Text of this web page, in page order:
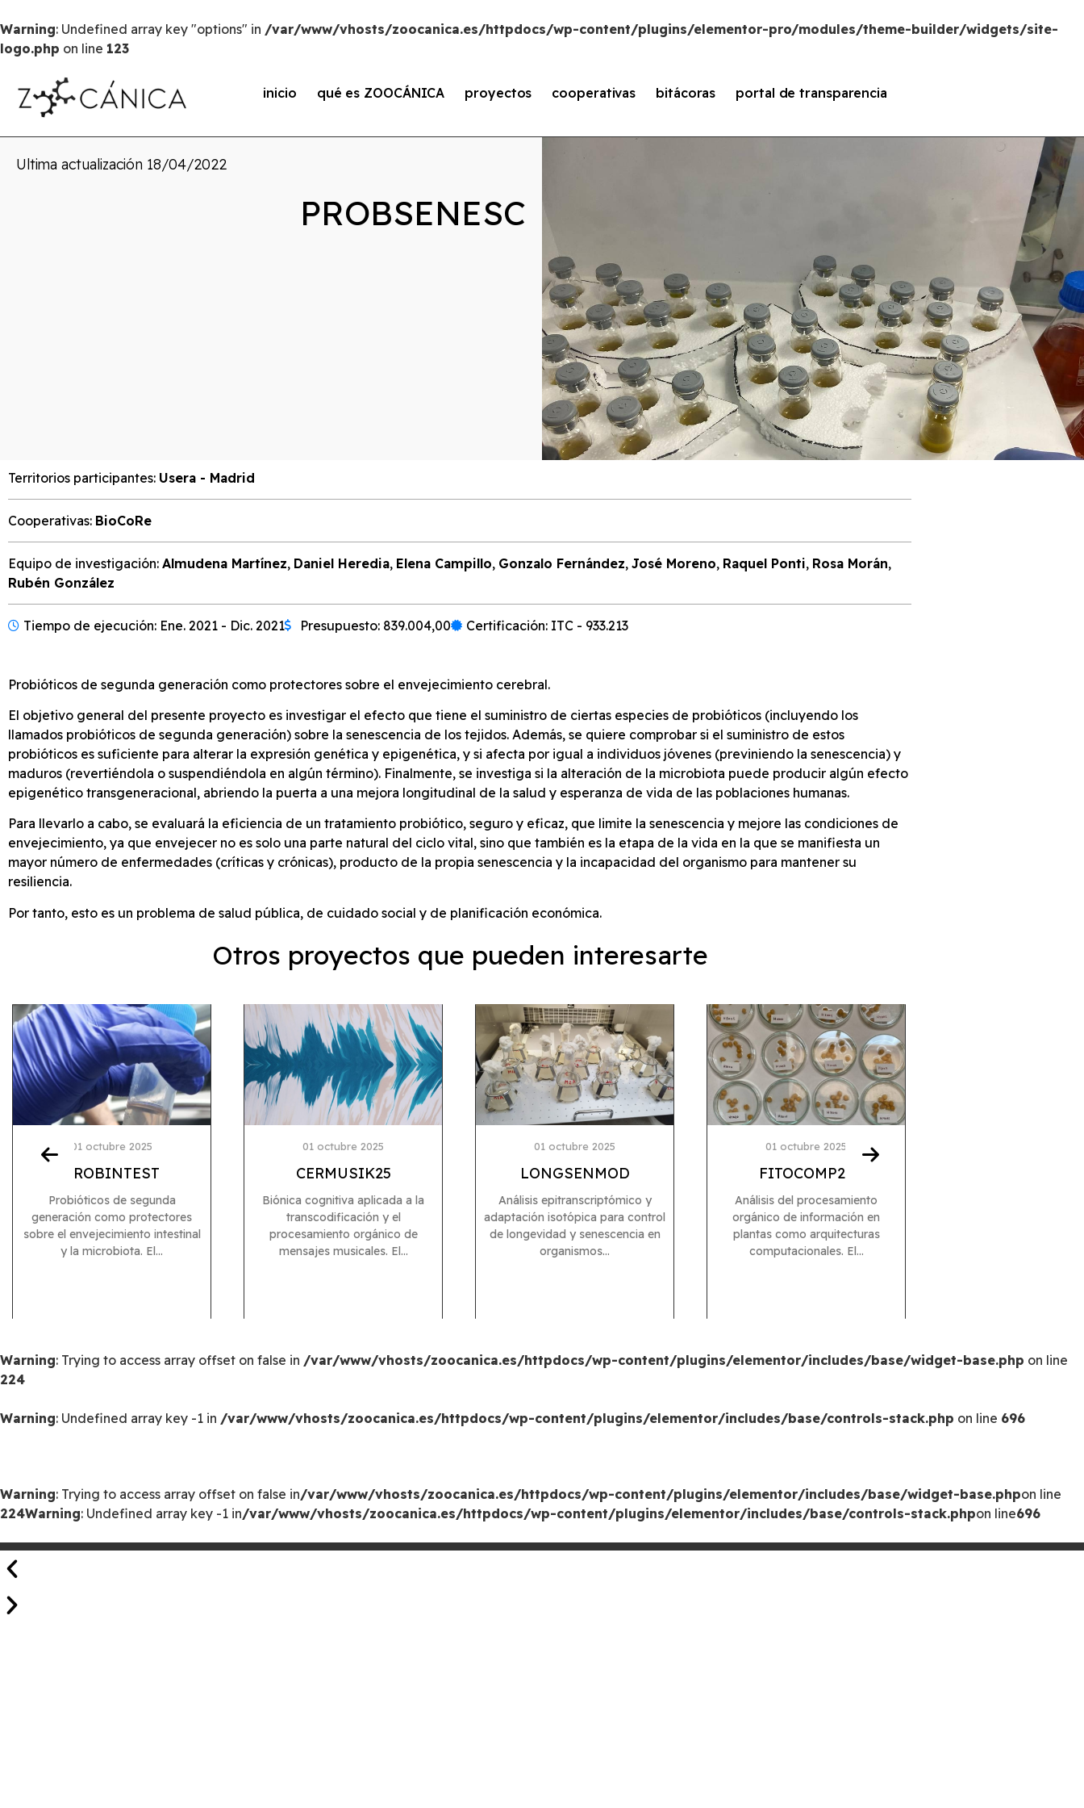
Warning: Undefined array key "options" in /var/www/vhosts/zoocanica.es/httpdocs/wp-content/plugins/elementor-pro/modules/theme-builder/widgets/site-
logo.php on line 123
inicio qué es ZOOCÁNICA proyectos cooperativas bitácoras portal de transparencia
Ultima actualización 18/04/2022
PROBSENESC
Territorios participantes: Usera - Madrid
Cooperativas: BioCoRe
Equipo de investigación: Almudena Martínez, Daniel Heredia, Elena Campillo, Gonzalo Fernández, José Moreno, Raquel Ponti, Rosa Morán,
Rubén González
Tiempo de ejecución: Ene. 2021 - Dic. 2021 Presupuesto: 839.004,00 Certificación: ITC - 933.213
Probióticos de segunda generación como protectores sobre el envejecimiento cerebral.
El objetivo general del presente proyecto es investigar el efecto que tiene el suministro de ciertas especies de probióticos (incluyendo los
llamados probióticos de segunda generación) sobre la senescencia de los tejidos. Además, se quiere comprobar si el suministro de estos
probióticos es suficiente para alterar la expresión genética y epigenética, y si afecta por igual a individuos jóvenes (previniendo la senescencia) y
maduros (revertiéndola o suspendiéndola en algún término). Finalmente, se investiga si la alteración de la microbiota puede producir algún efecto
epigenético transgeneracional, abriendo la puerta a una mejora longitudinal de la salud y esperanza de vida de las poblaciones humanas.
Para llevarlo a cabo, se evaluará la eficiencia de un tratamiento probiótico, seguro y eficaz, que limite la senescencia y mejore las condiciones de
envejecimiento, ya que envejecer no es solo una parte natural del ciclo vital, sino que también es la etapa de la vida en la que se manifiesta un
mayor número de enfermedades (críticas y crónicas), producto de la propia senescencia y la incapacidad del organismo para mantener su
resiliencia.
Por tanto, esto es un problema de salud pública, de cuidado social y de planificación económica.
Otros proyectos que pueden interesarte
01 octubre 2025
PROBINTEST
Probióticos de segunda
generación como protectores
sobre el envejecimiento intestinal
y la microbiota. El...
01 octubre 2025
CERMUSIK25
Biónica cognitiva aplicada a la
transcodificación y el
procesamiento orgánico de
mensajes musicales. El...
01 octubre 2025
LONGSENMOD
Análisis epitranscriptómico y
adaptación isotópica para control
de longevidad y senescencia en
organismos...
01 octubre 2025
FITOCOMP23
Análisis del procesamiento
orgánico de información en
plantas como arquitecturas
computacionales. El...
Warning: Trying to access array offset on false in /var/www/vhosts/zoocanica.es/httpdocs/wp-content/plugins/elementor/includes/base/widget-base.php on line
224
Warning: Undefined array key -1 in /var/www/vhosts/zoocanica.es/httpdocs/wp-content/plugins/elementor/includes/base/controls-stack.php on line 696
Warning: Trying to access array offset on false in/var/www/vhosts/zoocanica.es/httpdocs/wp-content/plugins/elementor/includes/base/widget-base.phpon line
224Warning: Undefined array key -1 in/var/www/vhosts/zoocanica.es/httpdocs/wp-content/plugins/elementor/includes/base/controls-stack.phpon line696